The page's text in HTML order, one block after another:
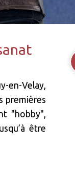
en-Velay,
premières
"hobby",
être